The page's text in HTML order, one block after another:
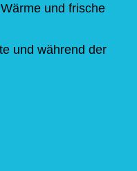
und frische
und während der